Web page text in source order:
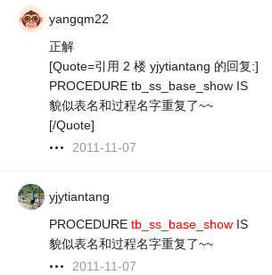
yangqm22
正解
[Quote=引用 2 楼 yjytiantang 的回复:]
PROCEDURE tb_ss_base_show IS
貌似表名和过程名字重复了~~
[/Quote]
2011-11-07
yjytiantang
PROCEDUREtb_ss_base_show IS
貌似表名和过程名字重复了~~
2011-11-07